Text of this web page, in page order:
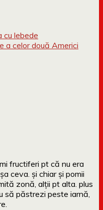
cu lebede
a celor două Americi
fructiferi pt că nu era
ceva. și chiar și pomii
zonă, alții pt alta. plus
să păstrezi peste iarnă,